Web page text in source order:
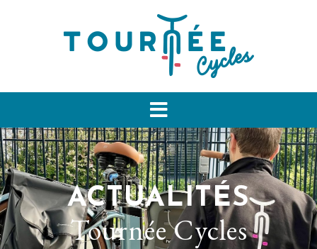
ACTUALITÉS
Tournée Cycles